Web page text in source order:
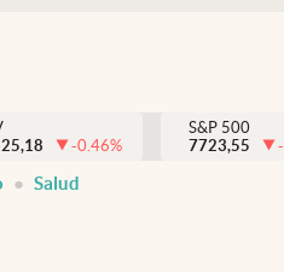
-0.46%
S&P 500
7723,55
Salud